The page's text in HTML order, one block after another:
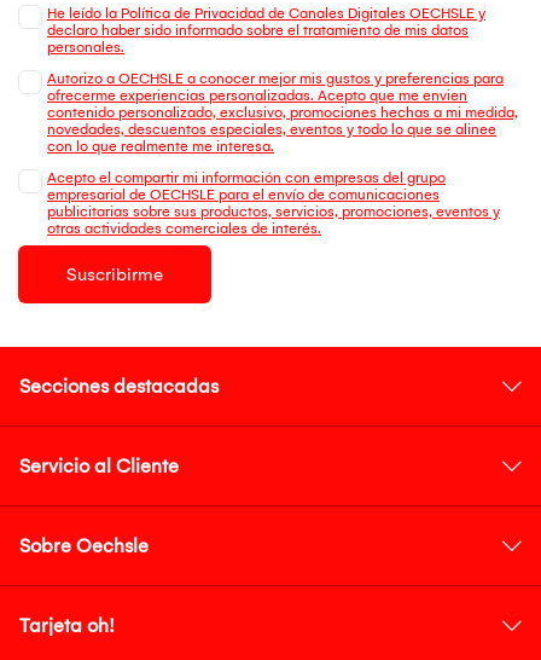
He leído la Política de Privacidad de Canales Digitales OECHSLE y
declaro haber sido informado sobre el tratamiento de mis datos
personales.
Autorizo a OECHSLE a conocer mejor mis gustos y preferencias para
ofrecerme experiencias personalizadas. Acepto que me envien
contenido personalizado, exclusivo, promociones hechas a mi medida,
novedades, descuentos especiales, eventos y todo lo que se alinee
con lo que realmente me interesa.
Acepto el compartir mi información con empresas del grupo
empresarial de OECHSLE para el envío de comunicaciones
publicitarias sobre sus productos, servicios, promociones, eventos y
otras actividades comerciales de interés.
Suscribirme
Secciones destacadas
Servicio al Cliente
Sobre Oechsle
Tarjeta oh!